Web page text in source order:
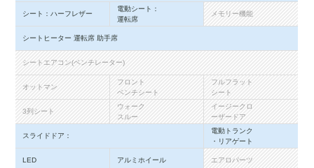
シート：ハーフレザー
電動シート：
運転席
メモリー機能
シートヒーター 運転席 助手席
シートエアコン(ベンチレーター)
オットマン
フロント
ベンチシート
フルフラット
シート
3列シート
ウォーク
スルー
イージークロ
ーザードア
スライドドア：
電動トランク
・リアゲート
LED アルミホイール エアロパーツ